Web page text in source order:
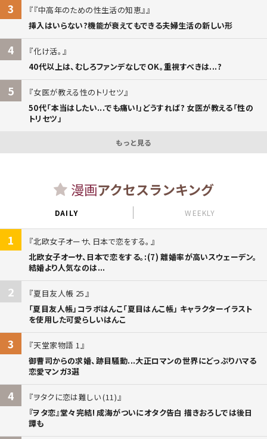
3
『中高年のための性生活の知恵』
挿入はいらない?機能が衰えてもできる夫婦生活の新しい形
4
化け活。
40代以上は、むしろファンデなしでOK。重視すべきは...?
5
女医が教える性のトリセツ
50代「本当はしたい...でも痛い!」どうすれば? 女医が教える「性の
トリセツ」
もっと見る
漫画アクセスランキング
DAILY WEEKLY
1
北欧女子オーサ、日本で恋をする。
北欧女子オーサ、日本で恋をする。:(7) 離婚率が高いスウェーデン。
結婚より人気なのは...
2
夏目友人帳 25
「夏目友人帳」コラボはんこ「夏目はんこ帳」 キャラクターイラスト
を使用した可愛らしいはんこ
3
天堂家物語 1
御曹司からの求婚、跡目騒動...大正ロマンの世界にどっぷりハマる
恋愛マンガ3選
4
ヲタクに恋は難しい (11)
『ヲタ恋』堂々完結! 成海がついにオタク告白 描きおろしでは後日
譚も